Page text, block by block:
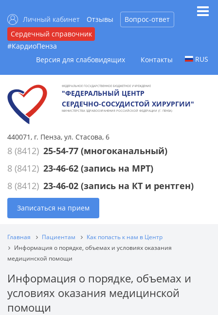
Личный кабинет Отзывы
Вопрос-ответ
Сердечный справочник
#КардиоПенза
Версия для слабовидящих
Контакты RUS
ФЕДЕРАЛЬНОЕ ГОСУДАРСТВЕННОЕ БЮДЖЕТНОЕ УЧРЕЖДЕНИЕ
"ФЕДЕРАЛЬНЫЙ ЦЕНТР
СЕРДЕЧНО-СОСУДИСТОЙ ХИРУРГИИ"
МИНИСТЕРСТВА ЗДРАВООХРАНЕНИЯ РОССИЙСКОЙ ФЕДЕРАЦИИ (Г. ПЕНЗА)
440071, г. Пенза, ул. Стасова, 6
8 (8412) 25-54-77 (многоканальный)
8 (8412) 23-46-62 (запись на МРТ)
8 (8412) 23-46-02 (запись на КТ и рентген)
Записаться на прием
Главная Пациентам
Как попасть к нам в Центр
Информация о порядке, объемах и условиях оказания
медицинской помощи
Информация о порядке, объемах и
условиях оказания медицинской
помощи